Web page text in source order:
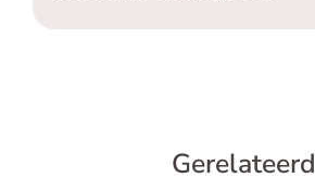
Gerelateerd